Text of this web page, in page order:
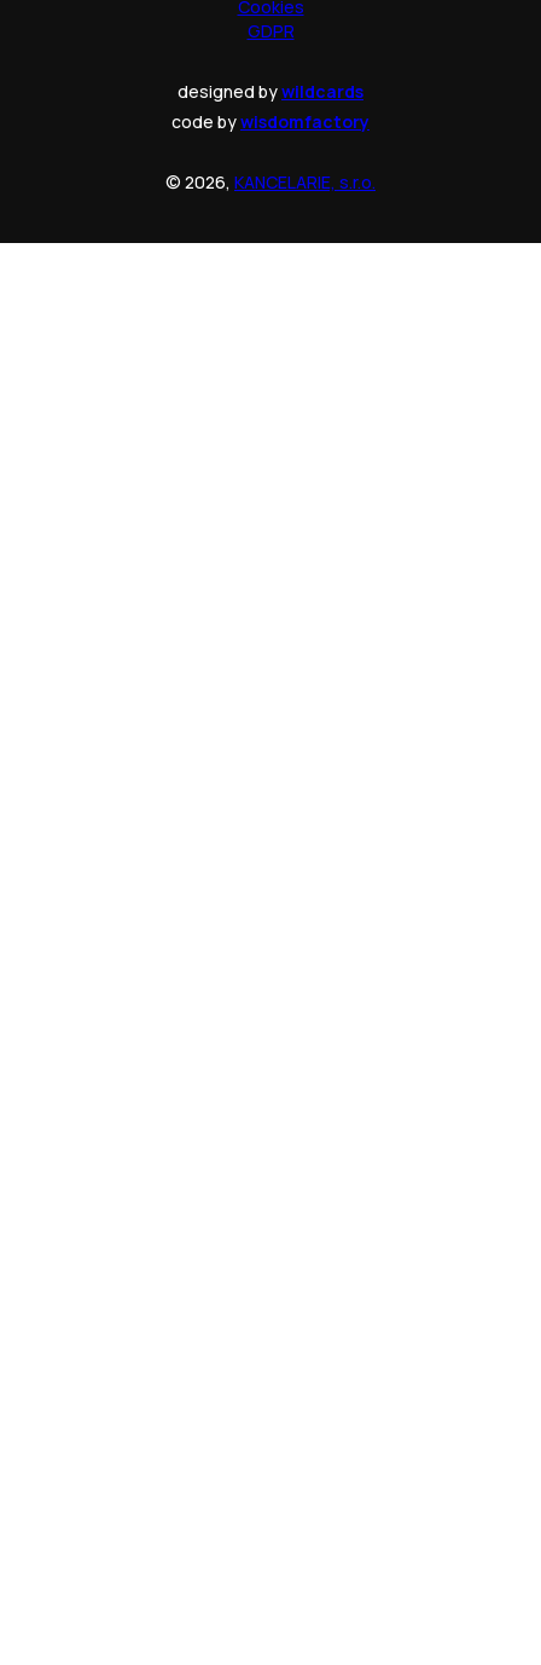
Cookies
GDPR
designed bywildcards
code bywisdomfactory
© 2026, KANCELARIE, s.r.o.